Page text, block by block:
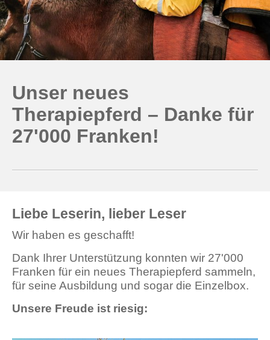
Unser neues
Therapiepferd – Danke für
27'000 Franken!
Liebe Leserin, lieber Leser
Wir haben es geschafft!
Dank Ihrer Unterstützung konnten wir 27'000
Franken für ein neues Therapiepferd sammeln,
für seine Ausbildung und sogar die Einzelbox.
Unsere Freude ist riesig: